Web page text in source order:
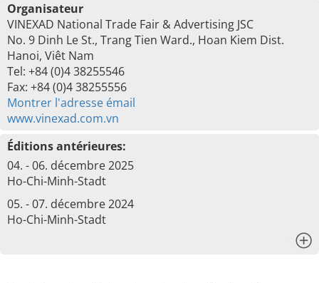
Organisateur
VINEXAD National Trade Fair & Advertising JSC
No. 9 Dinh Le St., Trang Tien Ward., Hoan Kiem Dist.
Hanoi, Viêt Nam
Tel: +84 (0)4 38255546
Fax: +84 (0)4 38255556
Montrer l'adresse émail
www.vinexad.com.vn
Éditions antérieures:
04. - 06. décembre 2025
Ho-Chi-Minh-Stadt
05. - 07. décembre 2024
Ho-Chi-Minh-Stadt